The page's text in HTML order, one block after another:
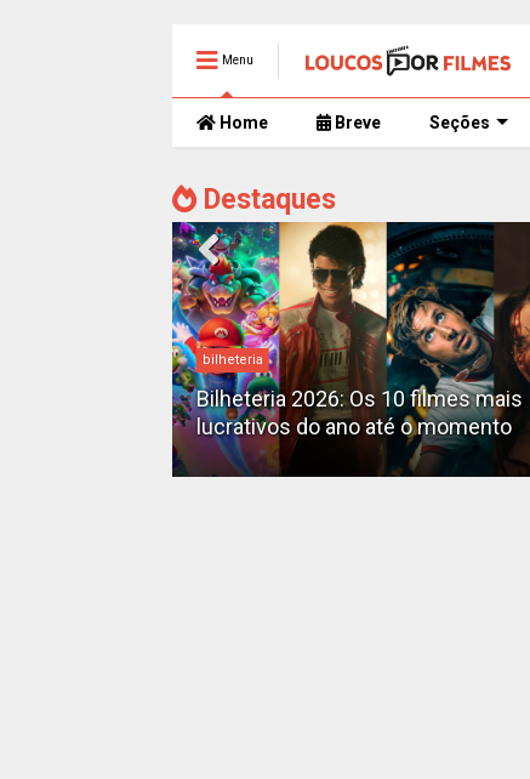
Menu
Home Breve Seções
Destaques
bilheteria
Bilheteria 2026: Os 10 filmes mais
lucrativos do ano até o momento